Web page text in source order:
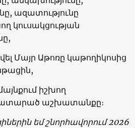
ազատությունը
կուսակցության
Մայր Աթոռը կաթողիկոսից
իշխող
աշխատանքը։
եմ շնորհավորում 2026